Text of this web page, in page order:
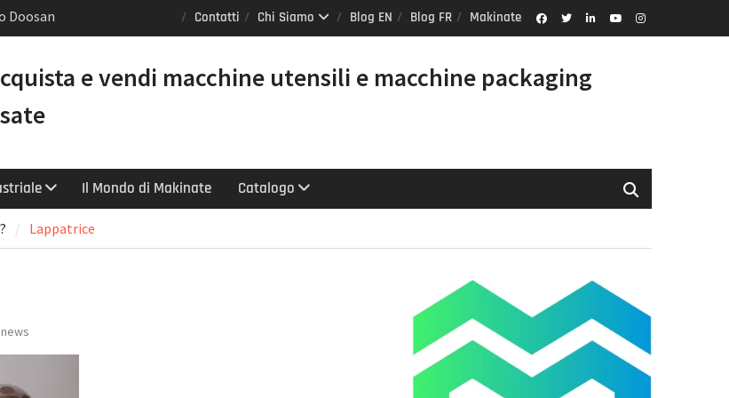
Doosan
e
CNC
Contatti Chi Siamo Blog EN Blog FR Makinate
e vendi macchine utensili e macchine packaging
Il Mondo di Makinate Catalogo
Lappatrice